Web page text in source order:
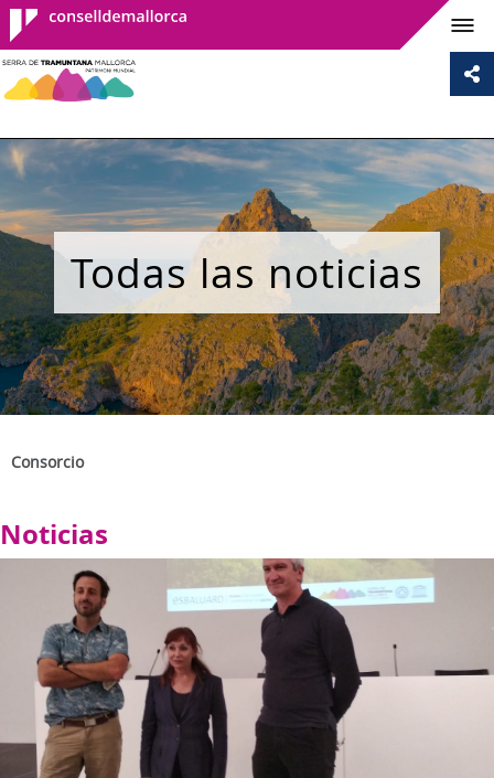
Consell de
Mallorca
Todas las noticias
Consorcio
Noticias